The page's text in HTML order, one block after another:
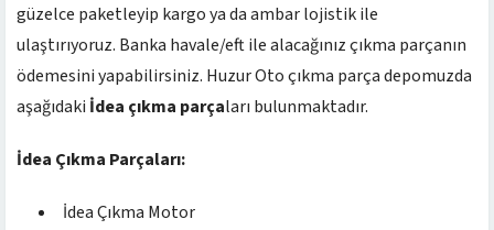
güzelce paketleyip kargo ya da ambar lojistik ile
ulaştırıyoruz. Banka havale/eft ile alacağınız çıkma parçanın
ödemesini yapabilirsiniz. Huzur Oto çıkma parça depomuzda
aşağıdaki İdea çıkma parçaları bulunmaktadır.
İdea Çıkma Parçaları:
İdea Çıkma Motor